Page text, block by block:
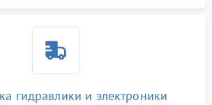
гидравлики и электроники